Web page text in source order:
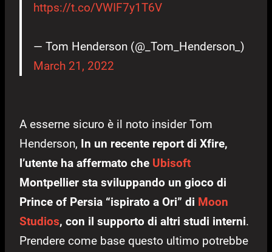
https://t.co/VWIF7y1T6V
— Tom Henderson (@_Tom_Henderson_)
March 21, 2022
A esserne sicuro è il noto insider Tom
Henderson, In un recente report di Xfire,
l’utente ha affermato che Ubisoft
Montpellier sta sviluppando un gioco di
Prince of Persia “ispirato a Ori” di Moon
Studios, con il supporto di altri studi interni.
Prendere come base questo ultimo potrebbe